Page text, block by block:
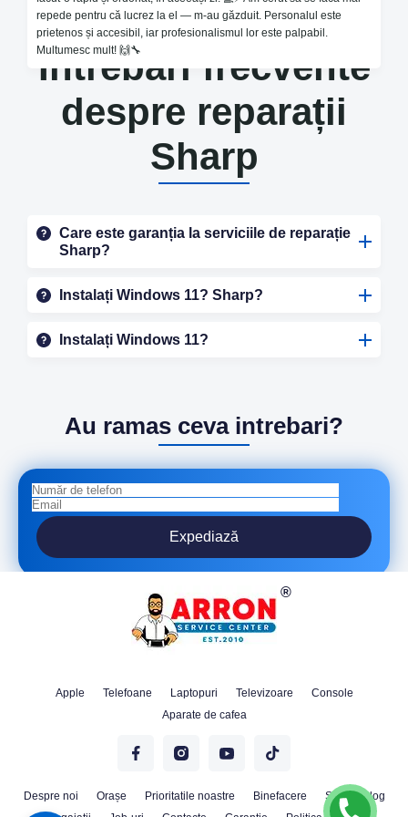
repede pentru că lucrez la el — m-au găzduit. Personalul este
prietenos și accesibil, iar profesionalismul lor este palpabil.
Multumesc mult! 🙌🔧
Întrebări frecvente
despre reparații
Sharp
Care este garanția la serviciile de reparație
Sharp?
Instalați Windows 11? Sharp?
Instalați Windows 11?
Au ramas ceva intrebari?
Expediază
Apple Telefoane Laptopuri Televizoare
Console
Aparate de cafea
Despre noi Orașe Prioritatile noastre Binefacere Stiri
Blog